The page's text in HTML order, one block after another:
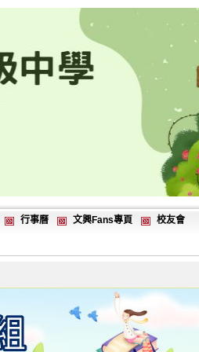
行事曆 文興Fans專頁 校友會